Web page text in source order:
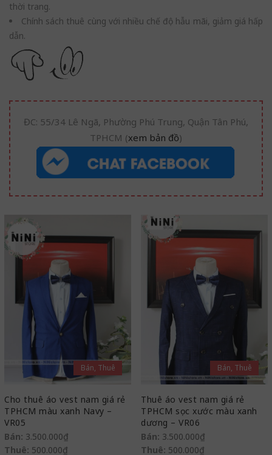
thời trang.
Chính sách thuê cùng với nhiều chế độ hẫu mãi, giảm giá hấp
dẫn.
ĐC: 55/34 Lê Ngã, Phường Phú Trung, Quận Tân Phú,
TPHCM (xem bản đồ)
Bán, Thuê
Cho thuê áo vest nam giá rẻ
TPHCM màu xanh Navy –
VR05
Bán: 3.500.000₫
Thuê: 500.000₫
Bán, Thuê
Thuê áo vest nam giá rẻ
TPHCM sọc xước màu xanh
dương – VR06
Bán: 3.500.000₫
Thuê: 500.000₫